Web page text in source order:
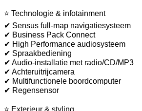
⭐ Technologie & infotainment
✔ Sensus full-map navigatiesysteem
✔ Business Pack Connect
✔ High Performance audiosysteem
✔ Spraakbediening
✔ Audio-installatie met radio/CD/MP3
✔ Achteruitrijcamera
✔ Multifunctionele boordcomputer
✔ Regensensor